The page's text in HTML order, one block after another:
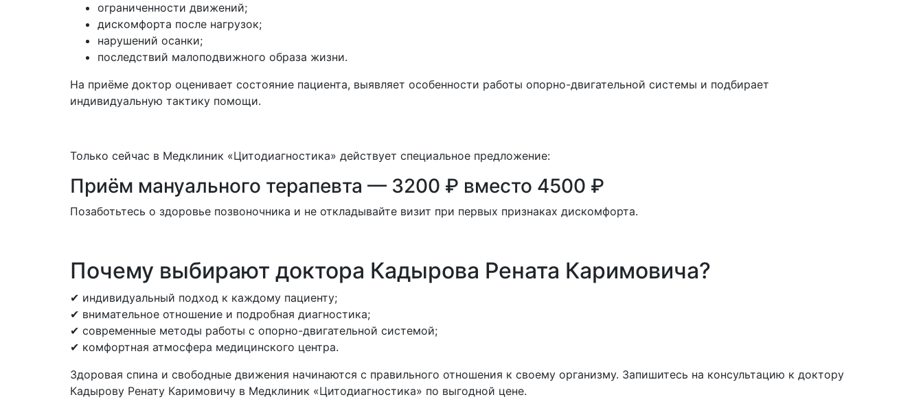
ограниченности движений;
дискомфорта после нагрузок;
нарушений осанки;
последствий малоподвижного образа жизни.
На приёме доктор оценивает состояние пациента, выявляет особенности работы опорно-двигательной системы и подбирает
индивидуальную тактику помощи.
Только сейчас в Медклиник «Цитодиагностика» действует специальное предложение:
Приём мануального терапевта — 3200 ₽ вместо 4500 ₽
Позаботьтесь о здоровье позвоночника и не откладывайте визит при первых признаках дискомфорта.
Почему выбирают доктора Кадырова Рената Каримовича?
✔ индивидуальный подход к каждому пациенту;
✔ внимательное отношение и подробная диагностика;
✔ современные методы работы с опорно-двигательной системой;
✔ комфортная атмосфера медицинского центра.
Здоровая спина и свободные движения начинаются с правильного отношения к своему организму. Запишитесь на консультацию к доктору
Кадырову Ренату Каримовичу в Медклиник «Цитодиагностика» по выгодной цене.